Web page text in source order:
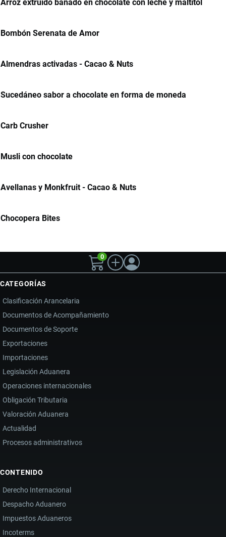
Arroz extruido bañado en chocolate con leche y maltitol
Bombón Serenata de Amor
Almendras activadas - Cacao & Nuts
Sucedáneo sabor a chocolate en forma de moneda
Carb Crusher
Musli con chocolate
Avellanas y Monkfruit - Cacao & Nuts
Chocopera Bites
0
CATEGORÍAS
Clasificación Arancelaria
Documentos de Acompañamiento
Documentos de Soporte
Exportaciones
Importaciones
Legislación Aduanera
Operaciones internacionales
Obligación Tributaria
Valoración Aduanera
Actualidad
Procesos administrativos
CONTENIDO
Derecho Internacional
Despacho Aduanero
Impuestos Aduaneros
Incoterms